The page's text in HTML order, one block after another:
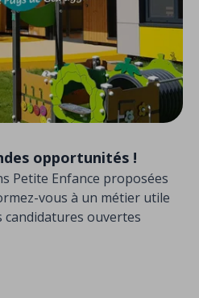
opportunités !
Petite Enfance proposées
vous à un métier utile
candidatures ouvertes